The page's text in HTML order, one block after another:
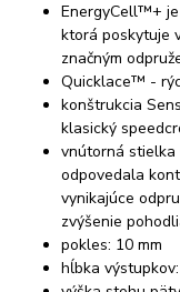
EnergyCell™+ je
ktorá poskytuje
značným
Quicklace™ -
konštrukcia
klasický
vnútorná
odpovedala
vynikajúce
zvýšenie
pokles: 10 mm
hĺbka